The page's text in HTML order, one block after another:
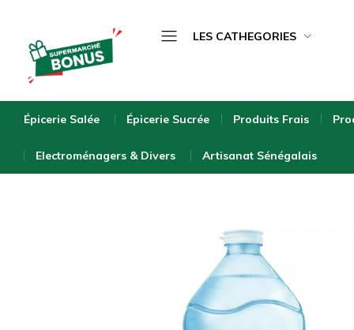
supermarche.com
LES CATHEGORIES
Épicerie Sucrée
Produits Frais
Produits Surgelés
Bébé & Puériculture
Entretien de la Maison
Hygiène & Beauté
Bio & Écologique
Épicerie Salée Épicerie Sucrée Produits Frais
Electroménagers & Divers Artisanat Sénégalais